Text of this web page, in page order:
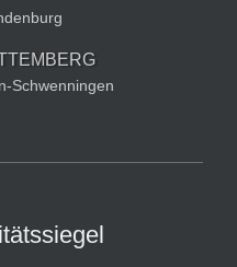
Schwenningen